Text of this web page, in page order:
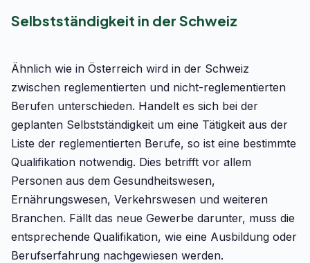
Selbstständigkeit in der Schweiz
Ähnlich wie in Österreich wird in der Schweiz
zwischen reglementierten und nicht-reglementierten
Berufen unterschieden. Handelt es sich bei der
geplanten Selbstständigkeit um eine Tätigkeit aus der
Liste der reglementierten Berufe, so ist eine bestimmte
Qualifikation notwendig. Dies betrifft vor allem
Personen aus dem Gesundheitswesen,
Ernährungswesen, Verkehrswesen und weiteren
Branchen. Fällt das neue Gewerbe darunter, muss die
entsprechende Qualifikation, wie eine Ausbildung oder
Berufserfahrung nachgewiesen werden.